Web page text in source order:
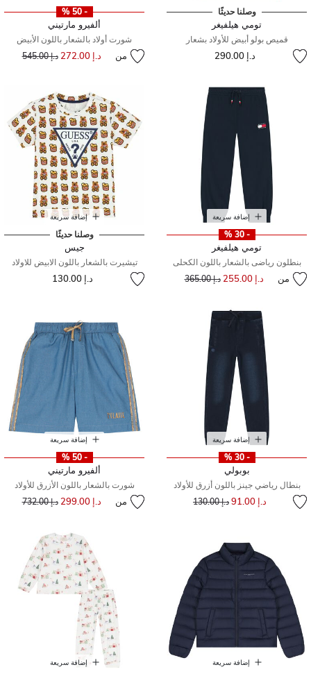
وصلنا حديثًا
تومي هيلفيغر
قميص بولو أبيض للأولاد بشعار
د.إ 290.00
- 50 %
ألفيرو مارتيني
شورت أولاد بالشعار باللون الأبيض
من د.إ 272.00 سعر مخفض من
د.إ 545.00 إلى
إضافة سريعة
- 30 %
تومي هيلفيغر
بنطلون رياضى بالشعار باللون الكحلى
من د.إ 255.00 سعر مخفض مند.إ 365.00
إضافة سريعة
وصلنا حديثًا
جيس
تيشيرت بالشعار باللون الابيض للاولاد
د.إ 130.00
إضافة سريعة
- 30 %
بوبولي
بنطال رياضي جينز باللون أزرق للأولاد
د.إ 91.00 سعر مخفض مند.إ 130.00
إضافة سريعة
- 50 %
ألفيرو مارتيني
شورت بالشعار باللون الأزرق للأولاد
من د.إ 299.00 سعر مخفض من
د.إ 732.00 إلى
إضافة سريعة إضافة سريعة